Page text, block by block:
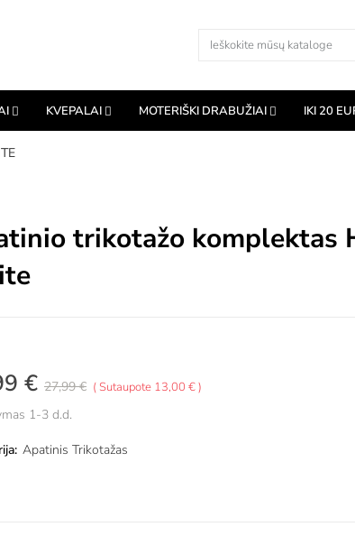
KVEPALAI MOTERIŠKI DRABUŽIAI IKI 20
trikotažo komplektas
€ 27,99 € Sutaupote 13,00 €
1-3 d.d.
Apatinis Trikotažas